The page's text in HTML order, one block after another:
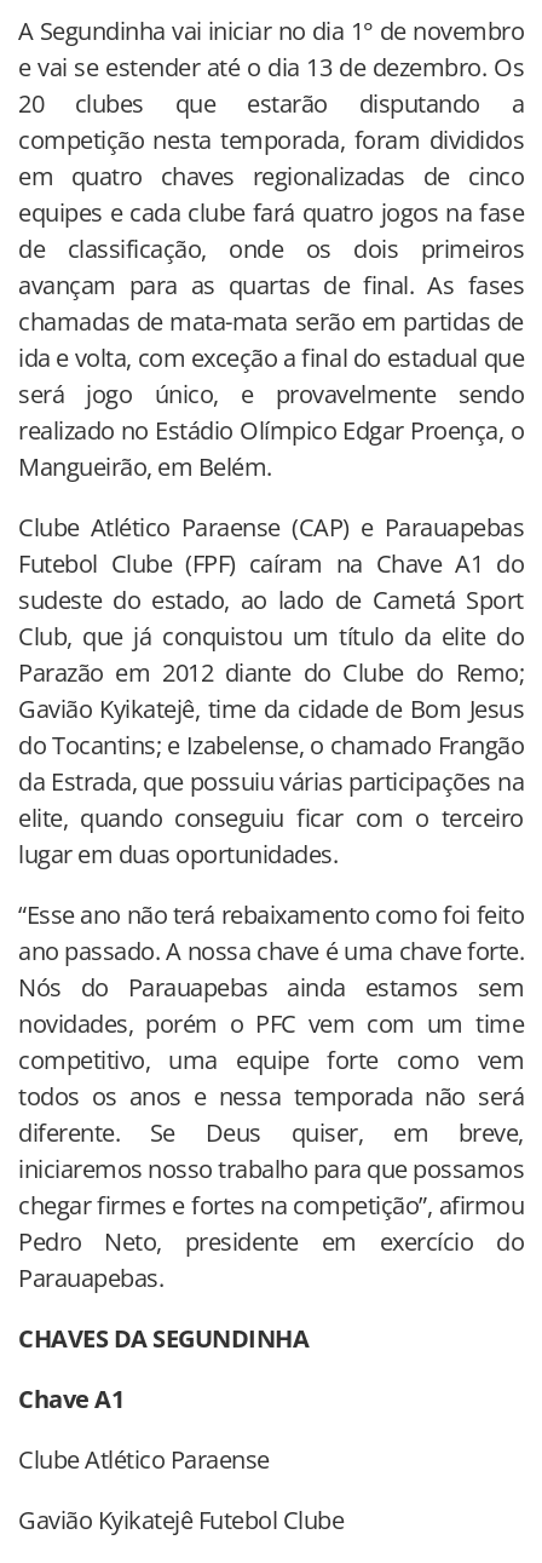
A Segundinha vai iniciar no dia 1° de novembro
e vai se estender até o dia 13 de dezembro. Os
20 clubes que estarão disputando a
competição nesta temporada, foram divididos
em quatro chaves regionalizadas de cinco
equipes e cada clube fará quatro jogos na fase
de classificação, onde os dois primeiros
avançam para as quartas de final. As fases
chamadas de mata-mata serão em partidas de
ida e volta, com exceção a final do estadual que
será jogo único, e provavelmente sendo
realizado no Estádio Olímpico Edgar Proença, o
Mangueirão, em Belém.
Clube Atlético Paraense (CAP) e Parauapebas
Futebol Clube (FPF) caíram na Chave A1 do
sudeste do estado, ao lado de Cametá Sport
Club, que já conquistou um título da elite do
Parazão em 2012 diante do Clube do Remo;
Gavião Kyikatejê, time da cidade de Bom Jesus
do Tocantins; e Izabelense, o chamado Frangão
da Estrada, que possuiu várias participações na
elite, quando conseguiu ficar com o terceiro
lugar em duas oportunidades.
“Esse ano não terá rebaixamento como foi feito
ano passado. A nossa chave é uma chave forte.
Nós do Parauapebas ainda estamos sem
novidades, porém o PFC vem com um time
competitivo, uma equipe forte como vem
todos os anos e nessa temporada não será
diferente. Se Deus quiser, em breve,
iniciaremos nosso trabalho para que possamos
chegar firmes e fortes na competição”, afirmou
Pedro Neto, presidente em exercício do
Parauapebas.
CHAVES DA SEGUNDINHA
Chave A1
Clube Atlético Paraense
Gavião Kyikatejê Futebol Clube